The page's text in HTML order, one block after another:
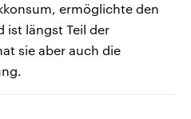
ermöglichte den
ist längst Teil der
sie aber auch die